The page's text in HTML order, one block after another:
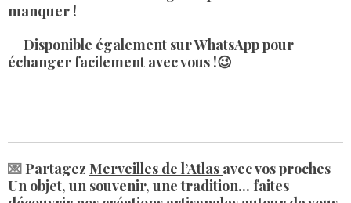
m
e
e
s
t
manquer !
Disponible également sur WhatsApppour
échanger facilement avec vous !😉
💌Partagez Merveilles de l’Atlas avec vos proches
Un objet, un souvenir, une tradition... faites